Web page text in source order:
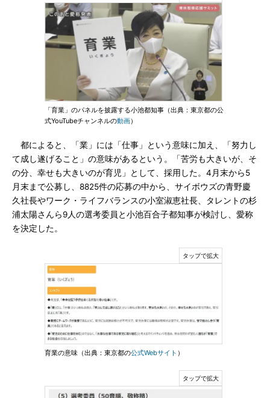
「育業」のパネルを披露する小池都知事（出典：東京都の公
式YouTubeチャンネルの動画）
都によると、「業」には「仕事」という意味に加え、「努力し
て成し遂げること」の意味があるという。「苦労も大きいが、そ
の分、幸せも大きいのが育児」として、採用した。4月末から5
月末まで公募し、8825件の応募の中から、サイボウズの青野慶
久社長やワーク・ライフバランスの小室淑恵社長、タレントの杉
浦太陽さんら9人の選考委員と小池百合子都知事が検討し、愛称
を決定した。
育業の意味（出典：東京都の公式Webサイト ）